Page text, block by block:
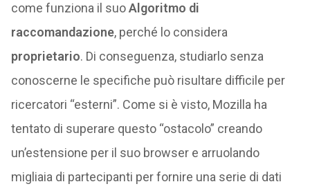
come funziona il suoAlgoritmo di
raccomandazione, perché lo considera
proprietario. Di conseguenza, studiarlo senza
conoscerne le specifiche può risultare difficile per
ricercatori “esterni”. Come si è visto, Mozilla ha
tentato di superare questo “ostacolo” creando
un’estensione per il suo browser e arruolando
migliaia di partecipanti per fornire una serie di dati